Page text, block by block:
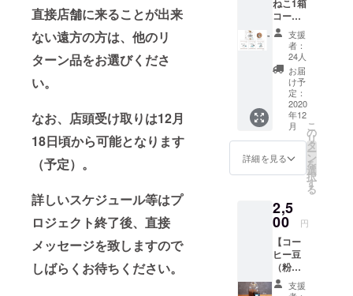
直接店舗に来ることが出来
ない遠方の方は、他のリ
ターン品をお選びくださ
い。
なお、店頭受け取りは12月
18日頃から可能となります
（予定）。
詳しいスケジュール等はプ
ロジェクト終了後、直接
メッセージを致しますので
しばらくお待ちください。
ることが出
来ずモヤモ
ヤ焦りなが
ら日々を過
そんな折、
同期の女性
妻）と付き
合うことと
ずつだが世
界が広がっ
ていく。
その女性の
後押しが
きっかけに
取った
シンプ
ルなデ
ザイン
です。
男女問
わずご
利用頂
いてお
りま
す。 ・
財布や
貴重品
・お出
かけの
際のア
メニ
ティ入
れとし
て ・
デザイ
ンでマ
スキン
グテー
プを作
りま
す。 も
のすご
くかわ
いいマ
ステに
なる予
感がし
０２１
年１～
２月頃
となり
ます。
少し先
のお届
ねこ1箱
コー
ス】 ●
リター
ン品 ①
ゆるね
こむか
いしま
コー
ヒー1箱
※ご支援
金額に
は、配
送料金
及び梱
費用等
が含ま
れてい
ます。
※配送方
法はお
選び頂
支援
者：
24人
お届
け予
定：
2020
年12
月
詳細を見る
こ
の
リ
タ
ー
ン
を
選
択
す
る
2,5
00 円
【コー
ヒー豆
（粉）
おため
しコー
支援